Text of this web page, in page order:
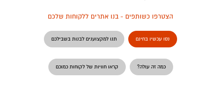
הצטרפו כשותפים - בנו אתרים ללקוחות שלכם
נסו עכשיו בחינם תנו למקצוענים לבנות בשבילכם
כמה זה עולה? קראו חוויות של לקוחות כמוכם